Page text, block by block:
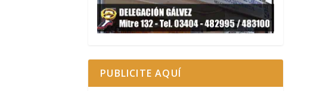
PUBLICITE AQUÍ